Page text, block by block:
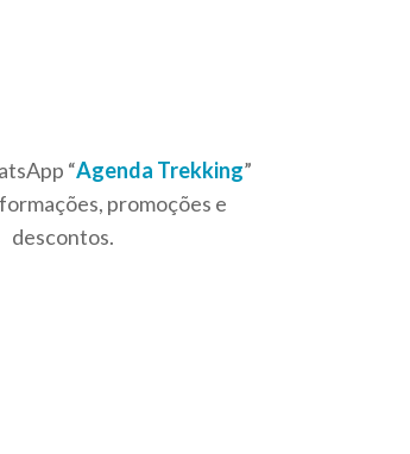
“Agenda Trekking”
promoções e
descontos.